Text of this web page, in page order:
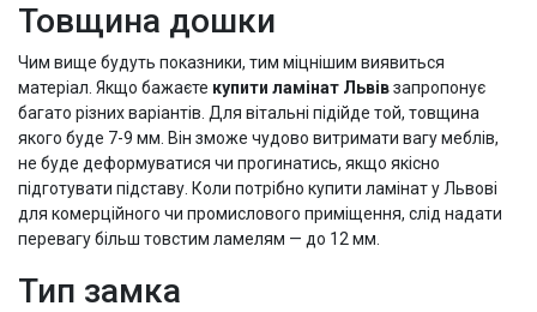
Товщина дошки
Чим вище будуть показники, тим міцнішим виявиться
матеріал. Якщо бажаєте купити ламінат Львівзапропонує
багато різних варіантів. Для вітальні підійде той, товщина
якого буде 7-9 мм. Він зможе чудово витримати вагу меблів,
не буде деформуватися чи прогинатись, якщо якісно
підготувати підставу. Коли потрібно купити ламінат у Львові
для комерційного чи промислового приміщення, слід надати
перевагу більш товстим ламелям — до 12 мм.
Тип замка